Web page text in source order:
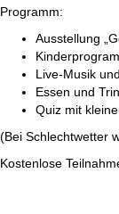
Programm:
Ausstellung
Live-Musik
Essen und
Quiz mit
(Bei Schlechtwetter
Kostenlose